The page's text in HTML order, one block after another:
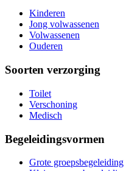
Kinderen
Jong volwassenen
Volwassenen
Ouderen
Soorten verzorging
Toilet
Verschoning
Medisch
Begeleidingsvormen
Grote groepsbegeleiding